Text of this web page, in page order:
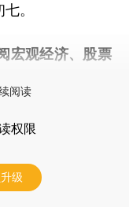
。
宏观经济、股票
阅读
权限
级